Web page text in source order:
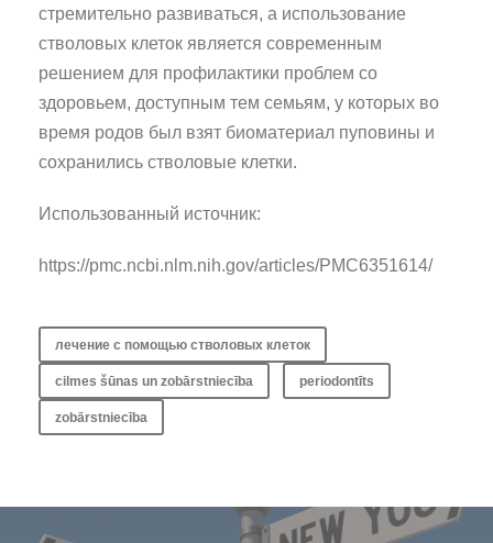
стремительно развиваться, а использование
стволовых клеток является современным
решением для профилактики проблем со
здоровьем, доступным тем семьям, у которых во
время родов был взят биоматериал пуповины и
сохранились стволовые клетки.
Использованный источник:
https://pmc.ncbi.nlm.nih.gov/articles/PMC6351614/
лечение с помощью стволовых клеток
cilmes šūnas un zobārstniecība periodontīts
zobārstniecība